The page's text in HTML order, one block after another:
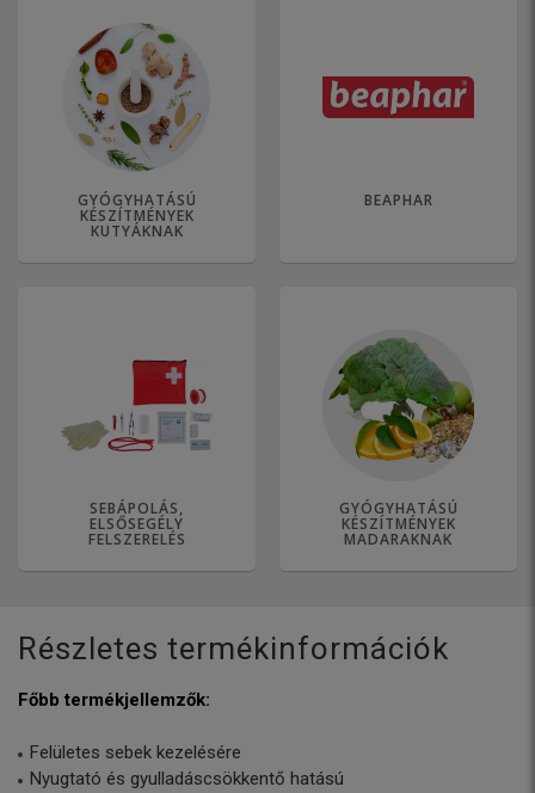
GYÓGYHATÁSÚ
KÉSZÍTMÉNYEK
KUTYÁKNAK
BEAPHAR
SEBÁPOLÁS,
ELSŐSEGÉLY
FELSZERELÉS
GYÓGYHATÁSÚ
KÉSZÍTMÉNYEK
MADARAKNAK
Részletes termékinformációk
Főbb termékjellemzők:
Felületes sebek kezelésére
Nyugtató és gyulladáscsökkentő hatású